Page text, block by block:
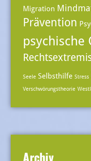
Migration
Prävention
psychische
Seele Selbsthilfe Stress
Verschwörungstheorie
Archiv